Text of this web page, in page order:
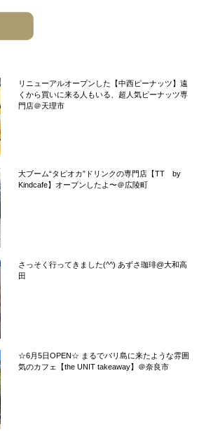
リニューアルオープンした【中西ピーナッツ】遠
くから買いに来る人もいる、超人気ピーナッツ専
門店＠天理市
大ブーム“タピオカ”ドリンクの専門店【TT by
Kindcafe】オープンしたよ〜＠広陵町
さっそく行ってきました(^^) あずさ珈琲@大和高
田
☆6月5日OPEN☆ まるでバリ島に来たような雰囲
気のカフェ【the UNIT takeaway】＠奈良市